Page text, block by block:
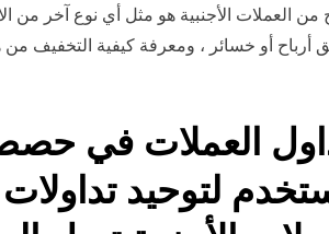
من العملات الأجنبية هو مثل أي نوع آخر من
أرباح أو خسائر ، ومعرفة كيفية التخفيف
العملات في
لتوحيد تداولات